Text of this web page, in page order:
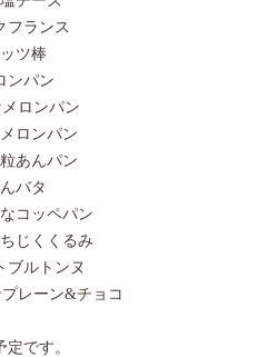
ランス
ツ棒
パン
ロンパン
ロンパン
あんパン
バタ
コッペパン
じくくるみ
ルトンヌ
レーン&チョコ
定です。